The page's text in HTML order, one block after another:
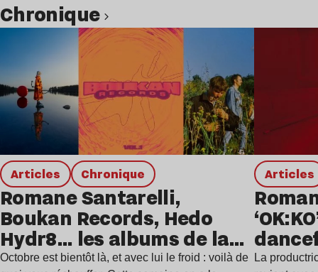
chronique
Articles chronique
Romane Santarelli,
Boukan Records, Hedo
Hydr8… les albums de la
semaine
Octobre est bientôt là, et avec lui le froid : voilà de
Articles
La
Lire l’article